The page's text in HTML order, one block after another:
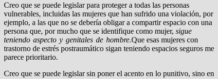
Creo que se puede legislar para proteger a todas las personas
vulnerables, incluidas las mujeres que han sufrido una violación, por
ejemplo, a las que no se debería obligar a compartir espacio con una
persona que, por mucho que se identifique como mujer, sigue
teniendo aspecto y genitales de hombre.Que esas mujeres con
trastorno de estrés postraumático sigan teniendo espacios seguros me
parece prioritario.
Creo que se puede legislar sin poner el acento en lo punitivo, sino en